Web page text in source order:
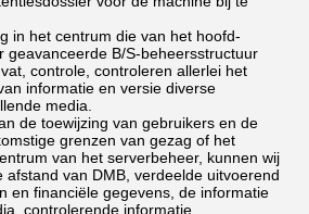
in het centrum die van het hoofd-
geavanceerde B/S-beheersstructuur
controle, controleren allerlei het
informatie en versie diverse
media.
de toewijzing van gebruikers en de
grenzen van gezag of het
van het serverbeheer, kunnen wij
afstand van DMB, verdeelde uitvoerend
en financiële gegevens, de informatie
controlerende informatie,